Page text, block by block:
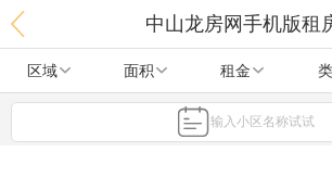
中山龙房网手机版租
区域 面积 租金
输入小区名称试试